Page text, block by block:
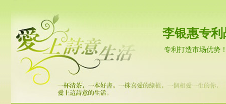
李银惠专利
专利打造市场优势